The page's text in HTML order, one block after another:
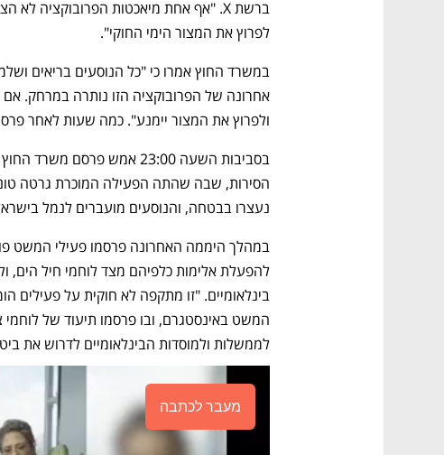
לפרוץ את המצור הימי החוקי".
ולפרוץ את המצור יימנע". כמה שעות לאחר
נעצרו בבטחה, והנוסעים מועברים לנמל
לממשלות ולמוסדות הבינלאומיים לדרוש את
מעבר לכתבה